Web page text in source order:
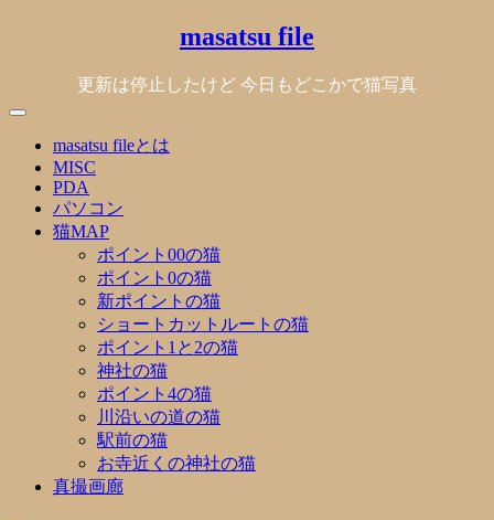
masatsu file
更新は停止したけど 今日もどこかで猫写真
masatsu fileとは
MISC
PDA
パソコン
猫MAP
ポイント00の猫
ポイント0の猫
新ポイントの猫
ショートカットルートの猫
ポイント1と2の猫
神社の猫
ポイント4の猫
川沿いの道の猫
駅前の猫
お寺近くの神社の猫
真撮画廊